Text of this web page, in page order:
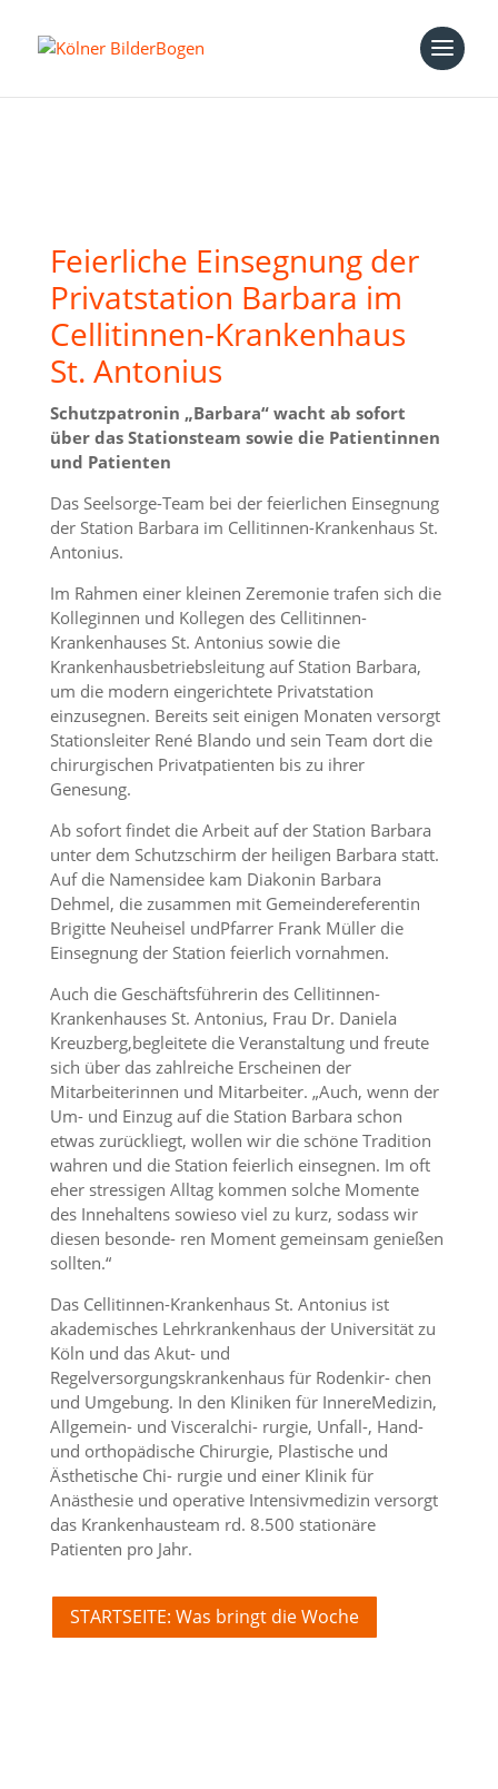
Feierliche Einsegnung der
Privatstation Barbara im
Cellitinnen-Krankenhaus
St. Antonius
Schutzpatronin „Barbara“ wacht ab sofort
über das Stationsteam sowie die Patientinnen
und Patienten
Das Seelsorge-Team bei der feierlichen Einsegnung
der Station Barbara im Cellitinnen-Krankenhaus St.
Antonius.
Im Rahmen einer kleinen Zeremonie trafen sich die
Kolleginnen und Kollegen des Cellitinnen-
Krankenhauses St. Antonius sowie die
Krankenhausbetriebsleitung auf Station Barbara,
um die modern eingerichtete Privatstation
einzusegnen. Bereits seit einigen Monaten versorgt
Stationsleiter René Blando und sein Team dort die
chirurgischen Privatpatienten bis zu ihrer
Genesung.
Ab sofort findet die Arbeit auf der Station Barbara
unter dem Schutzschirm der heiligen Barbara statt.
Auf die Namensidee kam Diakonin Barbara
Dehmel, die zusammen mit Gemeindereferentin
Brigitte Neuheisel undPfarrer Frank Müller die
Einsegnung der Station feierlich vornahmen.
Auch die Geschäftsführerin des Cellitinnen-
Krankenhauses St. Antonius, Frau Dr. Daniela
Kreuzberg,begleitete die Veranstaltung und freute
sich über das zahlreiche Erscheinen der
Mitarbeiterinnen und Mitarbeiter. „Auch, wenn der
Um- und Einzug auf die Station Barbara schon
etwas zurückliegt, wollen wir die schöne Tradition
wahren und die Station feierlich einsegnen. Im oft
eher stressigen Alltag kommen solche Momente
des Innehaltens sowieso viel zu kurz, sodass wir
diesen besonde- ren Moment gemeinsam genießen
sollten.“
Das Cellitinnen-Krankenhaus St. Antonius ist
akademisches Lehrkrankenhaus der Universität zu
Köln und das Akut- und
Regelversorgungskrankenhaus für Rodenkir- chen
und Umgebung. In den Kliniken für InnereMedizin,
Allgemein- und Visceralchi- rurgie, Unfall-, Hand-
und orthopädische Chirurgie, Plastische und
Ästhetische Chi- rurgie und einer Klinik für
Anästhesie und operative Intensivmedizin versorgt
das Krankenhausteam rd. 8.500 stationäre
Patienten pro Jahr.
STARTSEITE: Was bringt die Woche